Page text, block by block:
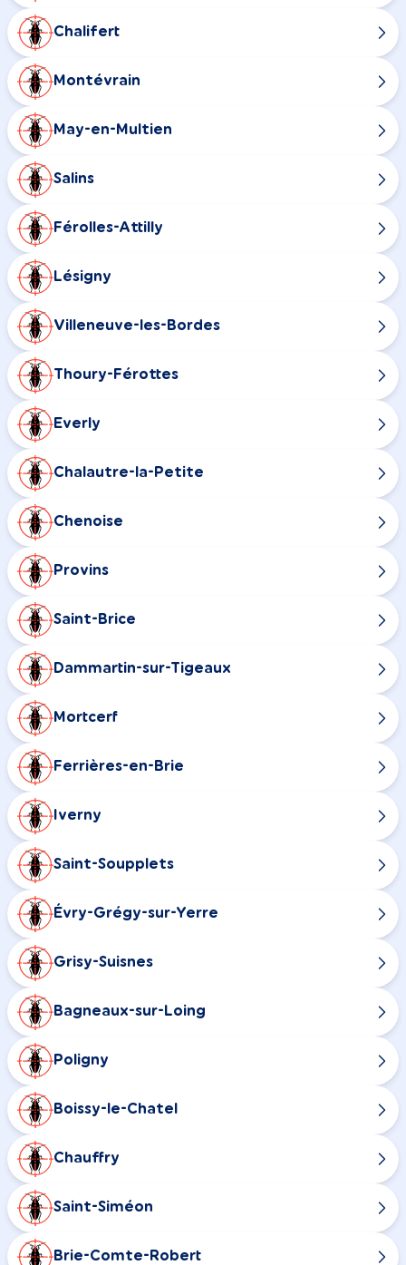
Chalifert
Montévrain
May-en-Multien
Salins
Férolles-Attilly
Lésigny
Villeneuve-les-Bordes
Thoury-Férottes
Everly
Chalautre-la-Petite
Chenoise
Provins
Saint-Brice
Dammartin-sur-Tigeaux
Mortcerf
Ferrières-en-Brie
Iverny
Saint-Soupplets
Évry-Grégy-sur-Yerre
Grisy-Suisnes
Bagneaux-sur-Loing
Poligny
Boissy-le-Chatel
Chauffry
Saint-Siméon
Brie-Comte-Robert